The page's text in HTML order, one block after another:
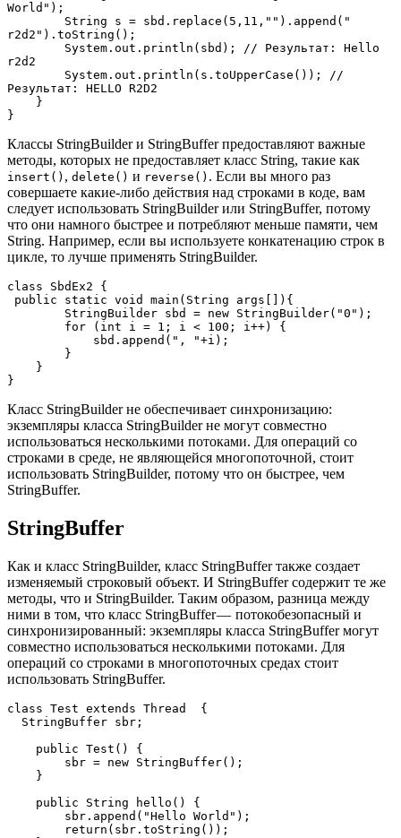
World");
r2d2").toString();
r2d2
Результат: HELLO R2D2
}
Классы StringBuilder и StringBuffer предоставляют важные
методы, которых не предоставляет класс String, такие как
insert() , delete() и reverse() . Если вы много раз
совершаете какие-либо действия над строками в коде, вам
следует использовать StringBuilder или StringBuffer, потому
что они намного быстрее и потребляют меньше памяти, чем
String. Например, если вы используете конкатенацию строк в
цикле, то лучше применять StringBuilder.
class SbdEx2 {
}
Класс StringBuilder не обеспечивает синхронизацию:
экземпляры класса StringBuilder не могут совместно
использоваться несколькими потоками. Для операций со
строками в среде, не являющейся многопоточной, стоит
использовать StringBuilder, потому что он быстрее, чем
StringBuffer.
StringBuffer
Как и класс StringBuilder, класс StringBuffer также создает
изменяемый строковый объект. И StringBuffer содержит те же
методы, что и StringBuilder. Таким образом, разница между
ними в том, что класс StringBuffer — потокобезопасный и
синхронизированный: экземпляры класса StringBuffer могут
совместно использоваться несколькими потоками. Для
операций со строками в многопоточных средах стоит
использовать StringBuffer.
class Test extends Thread  {